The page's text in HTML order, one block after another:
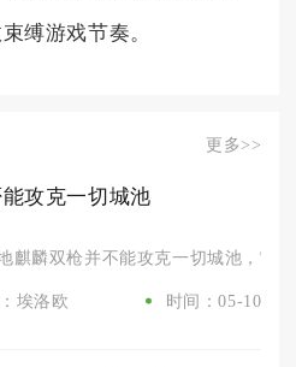
缚游戏节奏。
更多>>
攻克一切城池
麒麟双枪并不能攻克一切城池，它
埃洛欧 时间：05-10